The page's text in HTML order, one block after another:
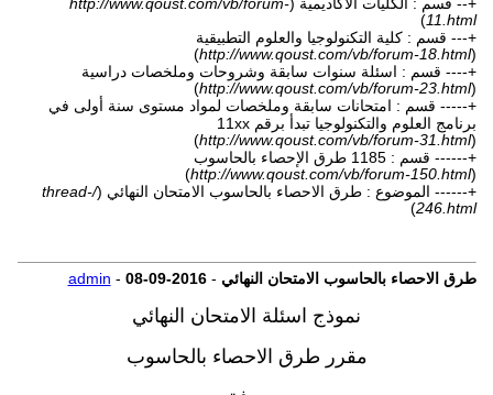
+-- قسم : الكليات الاكاديمية (http://www.qoust.com/vb/forum-
11.html
)
+--- قسم : كلية التكنولوجيا والعلوم التطبيقية
(
http://www.qoust.com/vb/forum-18.html
)
+---- قسم : اسئلة سنوات سابقة وشروحات وملخصات دراسية
(
http://www.qoust.com/vb/forum-23.html
)
+----- قسم : امتحانات سابقة وملخصات لمواد مستوى سنة أولى في
برنامج العلوم والتكنولوجيا تبدأ برقم 11xx
(http://www.qoust.com/vb/forum-31.html)
+------ قسم : 1185 طرق الإحصاء بالحاسوب
(
http://www.qoust.com/vb/forum-150.html
)
+------ الموضوع : طرق الاحصاء بالحاسوب الامتحان النهائي ( /thread-
246.html
)
طرق الاحصاء بالحاسوب الامتحان النهائي -
admin - 08-09-2016
نموذج اسئلة الامتحان النهائي
مقرر طرق الاحصاء بالحاسوب